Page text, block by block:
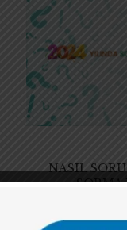
NASIL
SORMA
2023